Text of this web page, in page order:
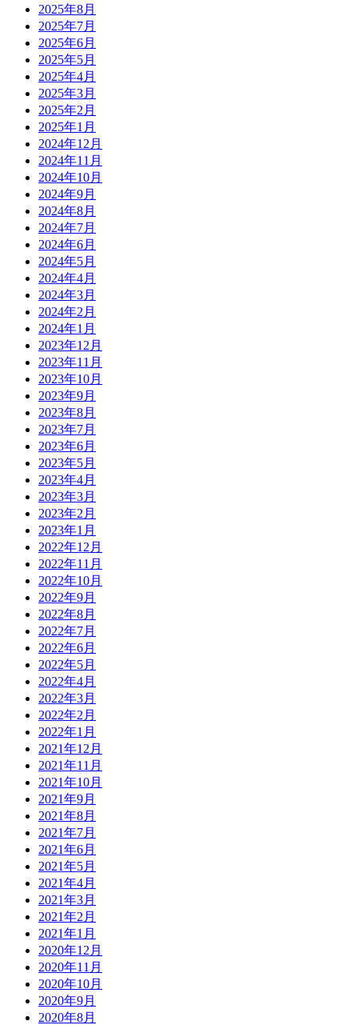
2025年8月
2025年7月
2025年6月
2025年5月
2025年4月
2025年3月
2025年2月
2025年1月
2024年12月
2024年11月
2024年10月
2024年9月
2024年8月
2024年7月
2024年6月
2024年5月
2024年4月
2024年3月
2024年2月
2024年1月
2023年12月
2023年11月
2023年10月
2023年9月
2023年8月
2023年7月
2023年6月
2023年5月
2023年4月
2023年3月
2023年2月
2023年1月
2022年12月
2022年11月
2022年10月
2022年9月
2022年8月
2022年7月
2022年6月
2022年5月
2022年4月
2022年3月
2022年2月
2022年1月
2021年12月
2021年11月
2021年10月
2021年9月
2021年8月
2021年7月
2021年6月
2021年5月
2021年4月
2021年3月
2021年2月
2021年1月
2020年12月
2020年11月
2020年10月
2020年9月
2020年8月